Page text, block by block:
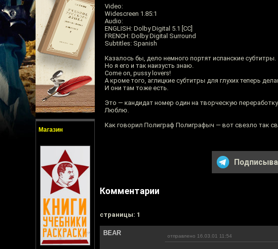
Магазин
Video:
Widescreen 1.85:1
Audio:
ENGLISH: Dolby Digital 5.1 [CC]
FRENCH: Dolby Digital Surround
Subtitles: Spanish
Казалось бы, дело немного портят испанские субтитры.
Но я его и так наизусть знаю.
Come on, pussy lovers!
А кроме того, аглицкие субтитры для глухих теперь
И они там тоже есть.
Это — кандидат номер один на творческую
Люблю.
Как говорил Полиграф Полиграфыч — вот свезло так
Комментарии
cтраницы: 1
BEAR отправлено 16.03.01 11:54